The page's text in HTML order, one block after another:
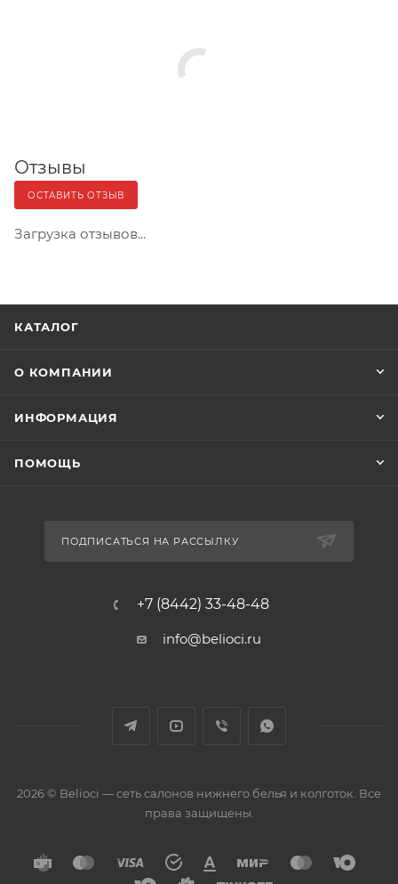
Отзывы
ОСТАВИТЬ ОТЗЫВ
Загрузка отзывов...
КАТАЛОГ
О КОМПАНИИ
ИНФОРМАЦИЯ
ПОМОЩЬ
ПОДПИСАТЬСЯ НА РАССЫЛКУ
+7 (8442) 33-48-48
info@belioci.ru
2026 © Belioci — сеть салонов нижнего белья и колготок. Все
права защищены.